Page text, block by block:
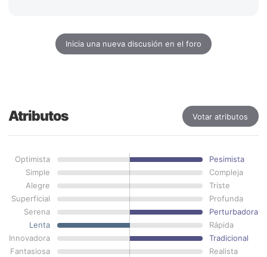
Inicia una nueva discusión en el foro
Atributos Votar atributos
Optimista
Pesimista
Simple
Compleja
Alegre
Triste
Superficial
Profunda
Serena
Perturbadora
Lenta
Rápida
Innovadora
Tradicional
Fantasiosa
Realista